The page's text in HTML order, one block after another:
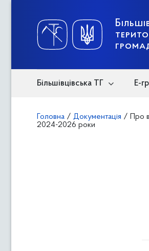
Більшівцівська ТГ Е-
Головна / Документація /
Про
2024-2026 роки